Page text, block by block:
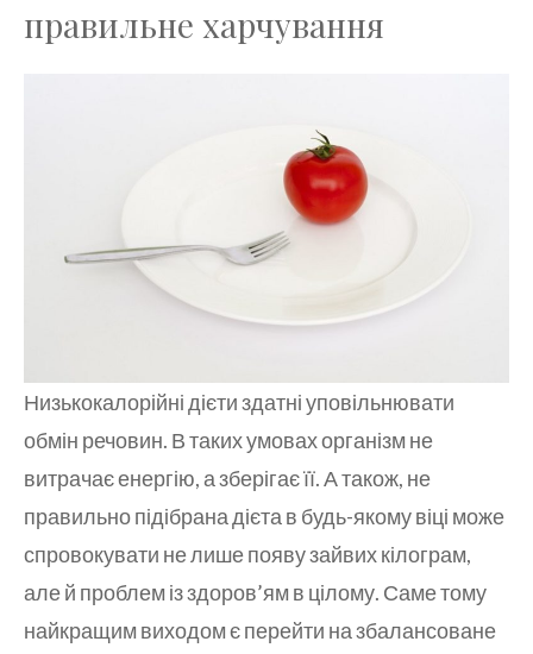
правильне харчування
Низькокалорійні дієти здатні уповільнювати
обмін речовин. В таких умовах організм не
витрачає енергію, а зберігає її. А також, не
правильно підібрана дієта в будь-якому віці може
спровокувати не лише появу зайвих кілограм,
але й проблем із здоров’ям в цілому. Саме тому
найкращим виходом є перейти на збалансоване